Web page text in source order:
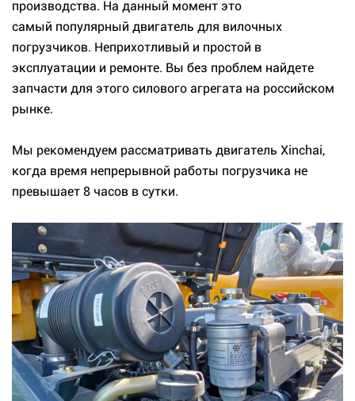
производства. На данный момент это
самый популярный двигатель для вилочных
погрузчиков. Неприхотливый и простой в
эксплуатации и ремонте. Вы без проблем найдете
запчасти для этого силового агрегата на российском
рынке.
Мы рекомендуем рассматривать двигатель Xinchai,
когда время непрерывной работы погрузчика не
превышает 8 часов в сутки.